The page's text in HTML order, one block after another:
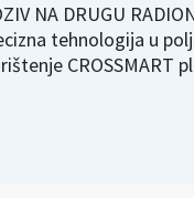
NA DRUGU
tehnologija u
CROSSMART